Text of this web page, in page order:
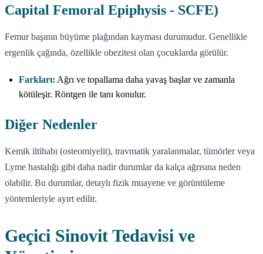
Capital Femoral Epiphysis - SCFE)
Femur başının büyüme plağından kayması durumudur. Genellikle
ergenlik çağında, özellikle obezitesi olan çocuklarda görülür.
Farkları: Ağrı ve topallama daha yavaş başlar ve zamanla
kötüleşir. Röntgen ile tanı konulur.
Diğer Nedenler
Kemik iltihabı (osteomiyelit), travmatik yaralanmalar, tümörler veya
Lyme hastalığı gibi daha nadir durumlar da kalça ağrısına neden
olabilir. Bu durumlar, detaylı fizik muayene ve görüntüleme
yöntemleriyle ayırt edilir.
Geçici Sinovit Tedavisi ve